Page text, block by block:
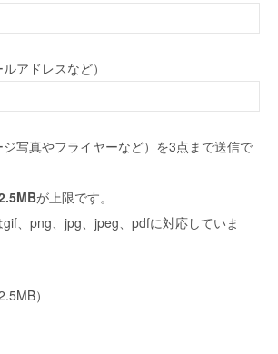
アドレスなど）
写真やフライヤーなど）を3点まで送信で
が上限です。
、png、jpg、jpeg、pdfに対応していま
）